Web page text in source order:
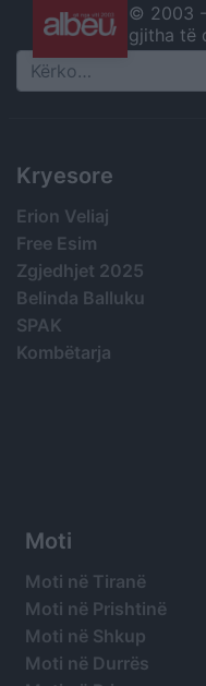
© 2003 -
gjitha të
Search
Kryesore
Erion Veliaj
Free Esim
Zgjedhjet 2025
Belinda Balluku
SPAK
Kombëtarja
Moti
Moti në Tiranë
Moti në Prishtinë
Moti në Shkup
Moti në Durrës